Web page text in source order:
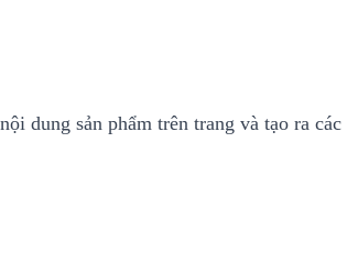
dung sản phẩm trên trang và tạo ra các